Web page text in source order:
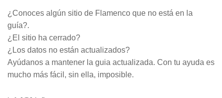
¿Conoces algún sitio de Flamenco que no está en la
guía?.
¿El sitio ha cerrado?
¿Los datos no están actualizados?
Ayúdanos a mantener la guia actualizada. Con tu ayuda es
mucho más fácil, sin ella, imposible.